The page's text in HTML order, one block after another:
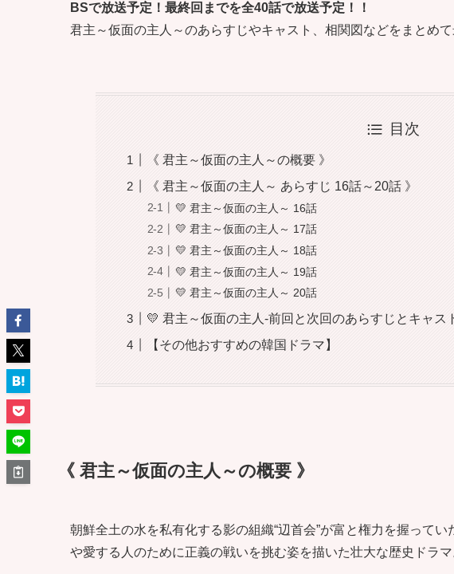
BSで放送予定！最終回までを全40話で放送予定！！
君主～仮面の主人～のあらすじやキャスト、相関図などをまとめ
目次
《 君主～仮面の主人～の概要 》
《 君主～仮面の主人～ あらすじ 16話～20話 》
💛 君主～仮面の主人～ 16話
💛 君主～仮面の主人～ 17話
💛 君主～仮面の主人～ 18話
💛 君主～仮面の主人～ 19話
💛 君主～仮面の主人～ 20話
💛 君主～仮面の主人-前回と次回のあらすじとキャス
【その他おすすめの韓国ドラマ】
《 君主～仮面の主人～の概要 》
朝鮮全土の水を私有化する影の組織“辺首会”が富と権力を握って
や愛する人のために正義の戦いを挑む姿を描いた壮大な歴史ドラマ